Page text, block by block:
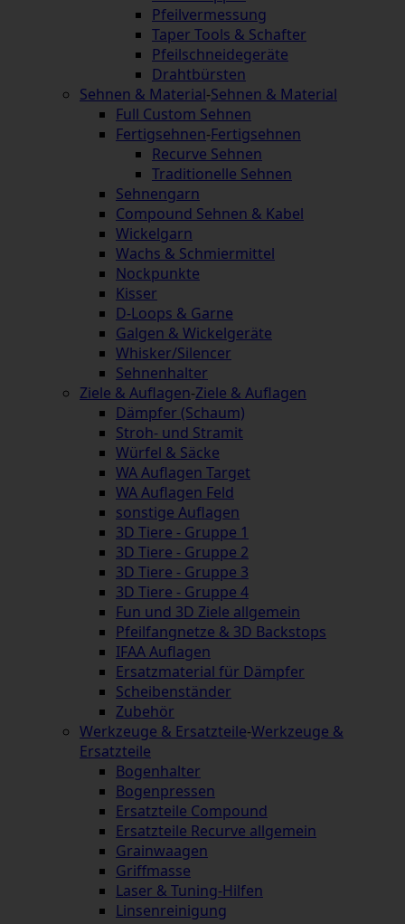
Pfeilvermessung
Taper Tools & Schafter
Pfeilschneidegeräte
Drahtbürsten
Sehnen & Material-Sehnen & Material
Full Custom Sehnen
Fertigsehnen-Fertigsehnen
Recurve Sehnen
Traditionelle Sehnen
Sehnengarn
Compound Sehnen & Kabel
Wickelgarn
Wachs & Schmiermittel
Nockpunkte
Kisser
D-Loops & Garne
Galgen & Wickelgeräte
Whisker/Silencer
Sehnenhalter
Ziele & Auflagen-Ziele & Auflagen
Dämpfer (Schaum)
Stroh- und Stramit
Würfel & Säcke
WA Auflagen Target
WA Auflagen Feld
sonstige Auflagen
3D Tiere - Gruppe 1
3D Tiere - Gruppe 2
3D Tiere - Gruppe 3
3D Tiere - Gruppe 4
Fun und 3D Ziele allgemein
Pfeilfangnetze & 3D Backstops
IFAA Auflagen
Ersatzmaterial für Dämpfer
Scheibenständer
Zubehör
Werkzeuge & Ersatzteile-Werkzeuge &
Ersatzteile
Bogenhalter
Bogenpressen
Ersatzteile Compound
Ersatzteile Recurve allgemein
Grainwaagen
Griffmasse
Laser & Tuning-Hilfen
Linsenreinigung